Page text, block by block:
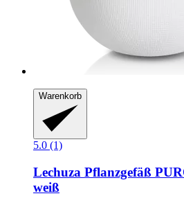
Warenkorb
5.0 (1)
Lechuza Pflanzgefäß
weiß